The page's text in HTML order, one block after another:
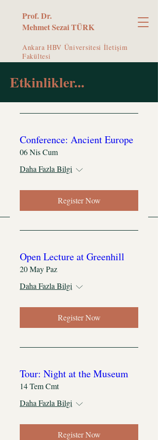
Prof. Dr.
Mehmet Sezai TÜRK
Ankara HBV Üniversitesi İletişim
Fakültesi
Etkinlikler...
Conference: Ancient Europe
06 Nis Cum
Daha Fazla Bilgi
Register Now
Open Lecture at Greenhill
20 May Paz
Daha Fazla Bilgi
Register Now
Tour: Night at the Museum
14 Tem Cmt
Daha Fazla Bilgi
Register Now